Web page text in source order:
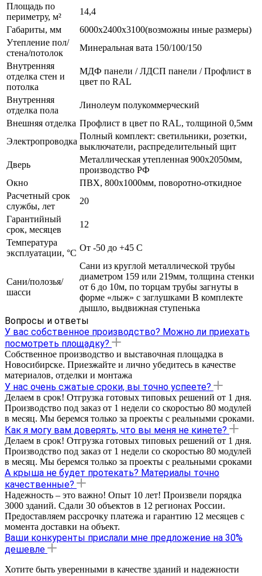
Площадь по
периметру, м²
14,4
Габариты, мм
6000х2400х3100(возможны иные размеры)
Утепление пол/
стена/потолок
Минеральная вата 150/100/150
Внутренняя
отделка стен и
потолка
МДФ панели / ЛДСП панели / Профлист в
цвет по RAL
Внутренняя
отделка пола
Линолеум полукоммерческий
Внешняя отделка Профлист в цвет по RAL, толщиной 0,5мм
Электропроводка
Полный комплект: светильники, розетки,
выключатели, распределительный щит
Дверь
Металлическая утепленная 900х2050мм,
производство РФ
Окно
ПВХ, 800х1000мм, поворотно-откидное
Расчетный срок
службы, лет
20
Гарантийный
срок, месяцев
12
Температура
эксплуатации, °С
От -50 до +45 С
Сани/полозья/
шасси
Сани из круглой металлической трубы
диаметром 159 или 219мм, толщина стенки
от 6 до 10м, по торцам трубы загнуты в
форме «лыж» с заглушками В комплекте
дышло, выдвижная ступенька
Вопросы и ответы
У вас собственное производство? Можно ли приехать
посмотреть площадку?
Собственное производство и выставочная площадка в
Новосибирске. Приезжайте и лично убедитесь в качестве
материалов, отделки и монтажа
У нас очень сжатые сроки, вы точно успеете?
Делаем в срок! Отгрузка готовых типовых решений от 1 дня.
Производство под заказ от 1 недели со скоростью 80 модулей
в месяц. Мы беремся только за проекты с реальными сроками.
Как я могу вам доверять, что вы меня не кинете?
Делаем в срок! Отгрузка готовых типовых решений от 1 дня.
Производство под заказ от 1 недели со скоростью 80 модулей
в месяц. Мы беремся только за проекты с реальными сроками
А крыша не будет протекать? Материалы точно
качественные?
Надежность – это важно! Опыт 10 лет! Произвели порядка
3000 зданий. Сдали 30 объектов в 12 регионах России.
Предоставляем рассрочку платежа и гарантию 12 месяцев с
момента доставки на объект.
Ваши конкуренты прислали мне предложение на 30%
дешевле
Хотите быть уверенными в качестве зданий и надежности